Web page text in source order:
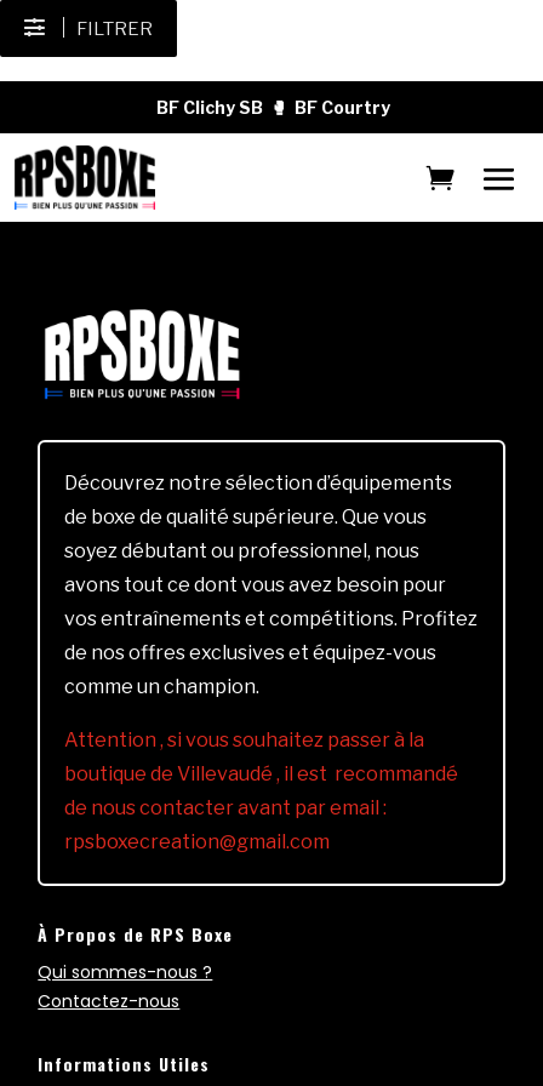
FILTRER
BF Clichy SB 🥊 BF Courtry
Découvrez notre sélection d’équipements
de boxe de qualité supérieure. Que vous
soyez débutant ou professionnel, nous
avons tout ce dont vous avez besoin pour
vos entraînements et compétitions. Profitez
de nos offres exclusives et équipez-vous
comme un champion.
Attention , si vous souhaitez passer à la
boutique de Villevaudé , il est recommandé
de nous contacter avant par email :
rpsboxecreation@gmail.com
À Propos de RPS Boxe
Qui sommes-nous ?
Contactez-nous
Informations Utiles